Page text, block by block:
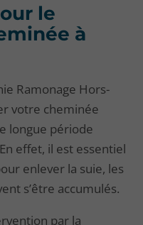
le
à
Ramonage Hors-
votre cheminée
longue période
effet, il est essentiel
enlever la suie, les
s’être accumulés.
par la